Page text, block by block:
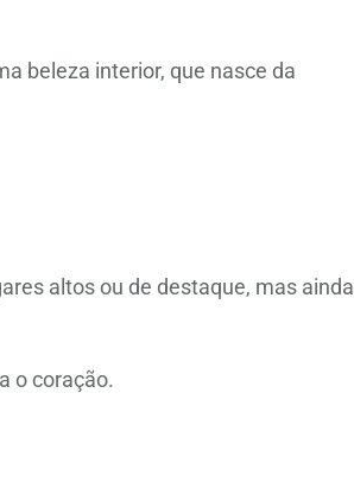
beleza interior, que nasce da
altos ou de destaque, mas ainda
o coração.